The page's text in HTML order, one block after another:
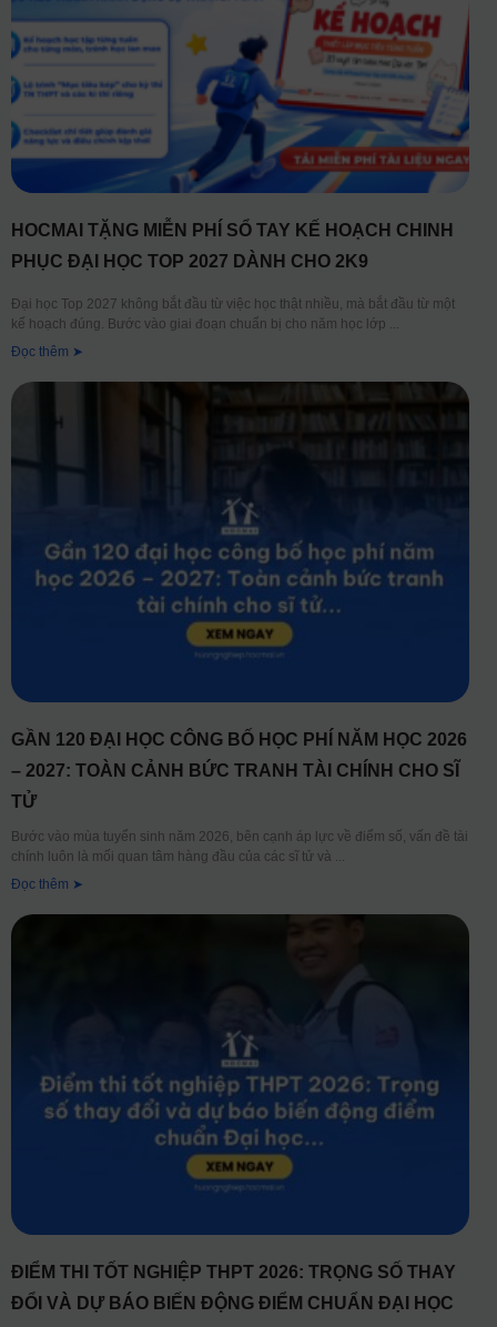
HOCMAI TẶNG MIỄN PHÍ SỔ TAY KẾ HOẠCH CHINH
PHỤC ĐẠI HỌC TOP 2027 DÀNH CHO 2K9
Đại học Top 2027 không bắt đầu từ việc học thật nhiều, mà bắt đầu từ một
kế hoạch đúng. Bước vào giai đoạn chuẩn bị cho năm học lớp
Đọc thêm ➤
GẦN 120 ĐẠI HỌC CÔNG BỐ HỌC PHÍ NĂM HỌC 2026
– 2027: TOÀN CẢNH BỨC TRANH TÀI CHÍNH CHO SĨ
TỬ
Bước vào mùa tuyển sinh năm 2026, bên cạnh áp lực về điểm số, vấn đề tài
chính luôn là mối quan tâm hàng đầu của các sĩ tử và
Đọc thêm ➤
ĐIỂM THI TỐT NGHIỆP THPT 2026: TRỌNG SỐ THAY
ĐỔI VÀ DỰ BÁO BIẾN ĐỘNG ĐIỂM CHUẨN ĐẠI HỌC